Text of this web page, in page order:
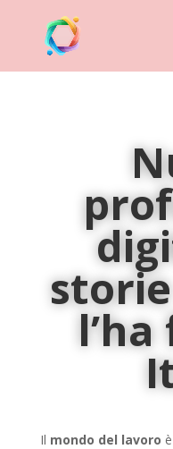
Il mondo del lavoro